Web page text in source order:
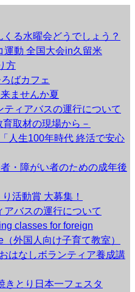
る水曜会どうでしょう？
運動 全国大会in久留米
方
ばカフェ
ませんか夏
ティアバスの運行について
取材の現場から－
人生100年時代 終活で安心
・障がい者のための成年後
活動賞 大募集！
バスの運行について
classes for foreign
外国人向け子育て教室）
はなしボランティア養成講
きとり日本一フェスタ